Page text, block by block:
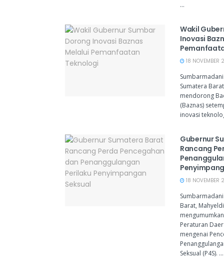
...
Wakil
Inovasi
18
Sumatera
mendorong
(Baznas)
inovasi
Gubernur
Rancang
18
Barat,
Peraturan
mengenai
Seksual (P4S). ...